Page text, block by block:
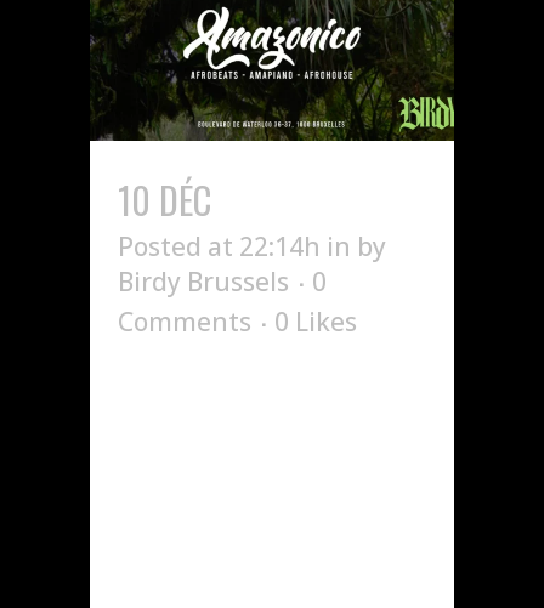
10 DÉC
Posted at 22:14h in by
Birdy Brussels
0
Comments
0 Likes